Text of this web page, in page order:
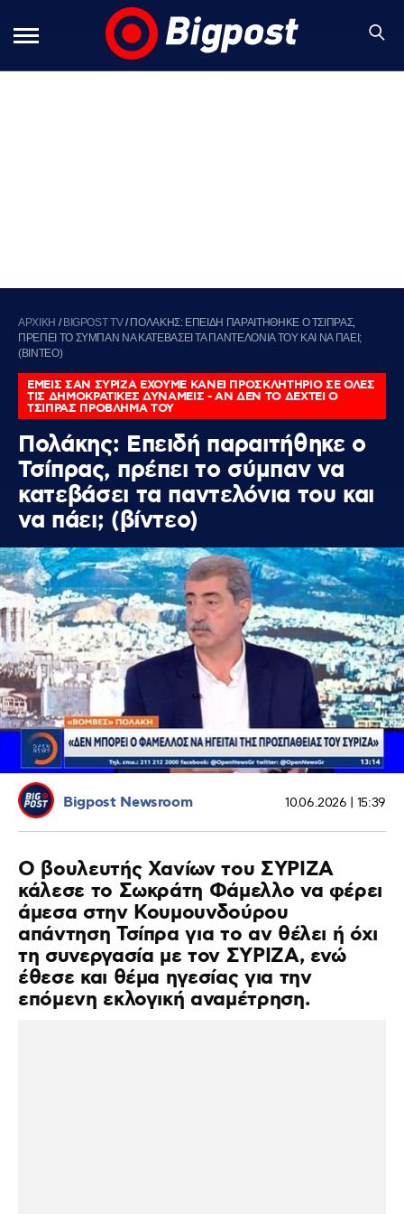
ΑΡΧΙΚΗ / BIGPOST TV/ ΠΟΛΑΚΗΣ: ΕΠΕΙΔΗ ΠΑΡΑΙΤΗΘΗΚΕ Ο ΤΣΙΠΡΑΣ,
ΠΡΕΠΕΙ ΤΟ ΣΥΜΠΑΝ ΝΑ ΚΑΤΕΒΑΣΕΙ ΤΑ ΠΑΝΤΕΛΟΝΙΑ ΤΟΥ ΚΑΙ ΝΑ ΠΑΕΙ;
(ΒΙΝΤΕΟ)
ΕΜΕΙΣ ΣΑΝ ΣΥΡΙΖΑ ΕΧΟΥΜΕ ΚΑΝΕΙ ΠΡΟΣΚΛΗΤΗΡΙΟ ΣΕ ΟΛΕΣ
ΤΙΣ ΔΗΜΟΚΡΑΤΙΚΕΣ ΔΥΝΑΜΕΙΣ - ΑΝ ΔΕΝ ΤΟ ΔΕΧΤΕΙ Ο
ΤΣΙΠΡΑΣ ΠΡΟΒΛΗΜΑ ΤΟΥ
Πολάκης: Επειδή παραιτήθηκε ο
Τσίπρας, πρέπει το σύμπαν να
κατεβάσει τα παντελόνια του και
να πάει; (βίντεο)
Bigpost Newsroom 10.06.2026 | 15:39
O βουλευτής Χανίων του ΣΥΡΙΖΑ
κάλεσε το Σωκράτη Φάμελλο να φέρει
άμεσα στην Κουμουνδούρου
απάντηση Τσίπρα για το αν θέλει ή όχι
τη συνεργασία με τον ΣΥΡΙΖΑ, ενώ
έθεσε και θέμα ηγεσίας για την
επόμενη εκλογική αναμέτρηση.